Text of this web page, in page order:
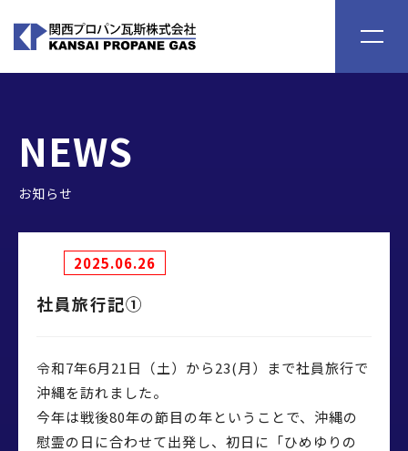
NEWS
お知らせ
2025.06.26
社員旅行記①
令和7年6月21日（土）から23(月）まで社員旅行で
沖縄を訪れました。
今年は戦後80年の節目の年ということで、沖縄の
慰霊の日に合わせて出発し、初日に「ひめゆりの